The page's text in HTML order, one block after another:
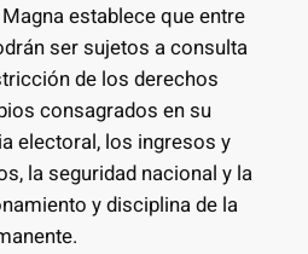
establece que entre
ser sujetos a consulta
de los derechos
consagrados en su
electoral, los ingresos y
la seguridad nacional y la
y disciplina de la